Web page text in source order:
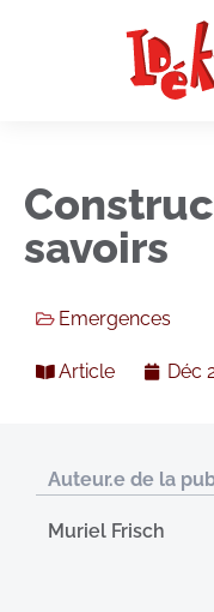
savoirs
Emergences
Article Déc
Auteur.e de la
Muriel Frisch